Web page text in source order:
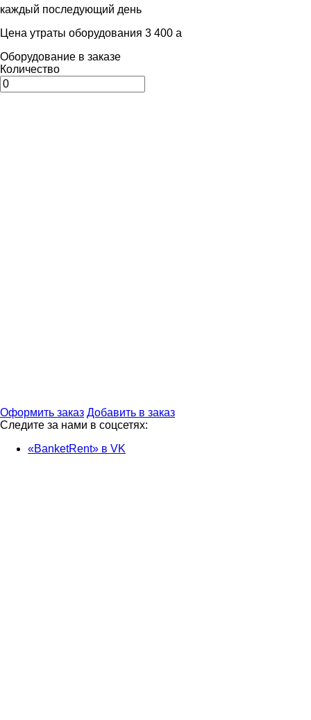
каждый последующий день
Цена утраты оборудования 3 400 a
Оборудование в заказе
Количество
Оформить заказ Добавить в заказ
Следите за нами в соцсетях:
«BanketRent» в VK